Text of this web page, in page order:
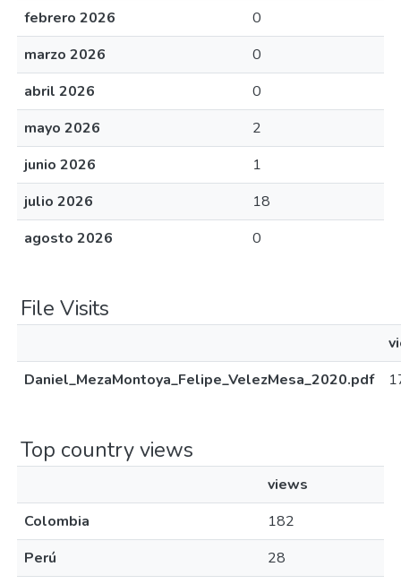
febrero 2026
0
marzo 2026
0
abril 2026
0
mayo 2026
2
junio 2026
1
julio 2026
18
agosto 2026
0
File Visits
Daniel_MezaMontoya_Felipe_VelezMesa_2020.pdf
Top country views
views
Colombia
182
Perú
28